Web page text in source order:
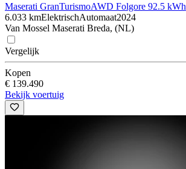
Maserati GranTurismoAWD Folgore 92.5 kWh
6.033 kmElektrischAutomaat2024
Van Mossel Maserati Breda, (NL)
Vergelijk
Kopen
€ 139.490
Bekijk voertuig